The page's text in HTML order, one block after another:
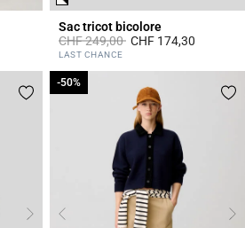
Sac tricot bicolore
Prix réduit à partir de
CHF 249,00àCHF 174,30
4.4 out of 5 Customer Rating
LAST CHANCE
-50%
-50%